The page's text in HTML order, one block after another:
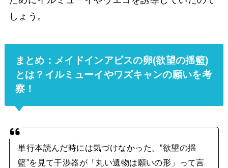
しょう。
まとめ：メイドインアビスの卵(欲望の揺籃)
とは？イルミューイやワズキャンの願いを考
察！
単行本読んだ時には気づけなかった。”欲望の揺
籃”を見て干渉器が「丸い遺物は願いの形」って言